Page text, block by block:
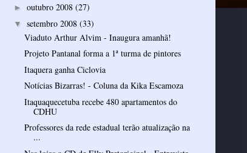
► outubro 2008 (27)
▼ setembro 2008 (33)
Viaduto Arthur Alvim - Inaugura amanhã!
Projeto Pantanal forma a 1ª turma de pintores
Itaquera ganha Ciclovia
Notícias Bizarras! - Coluna da Kika Escamoza
Itaquaquecetuba recebe 480 apartamentos do
CDHU
Professores da rede estadual terão atualização na
...